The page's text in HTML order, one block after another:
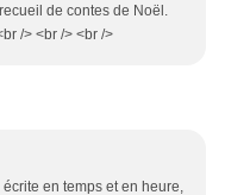
de contes de Noël.
/> <br /> <br />
en temps et en heure,